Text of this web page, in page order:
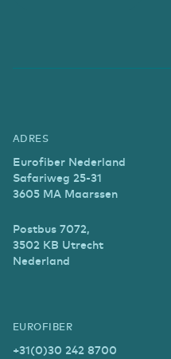
ADRES
Eurofiber Nederland
Safariweg 25-31
3605 MA Maarssen
Postbus 7072,
3502 KB Utrecht
Nederland
EUROFIBER
+31(0)30 242 8700